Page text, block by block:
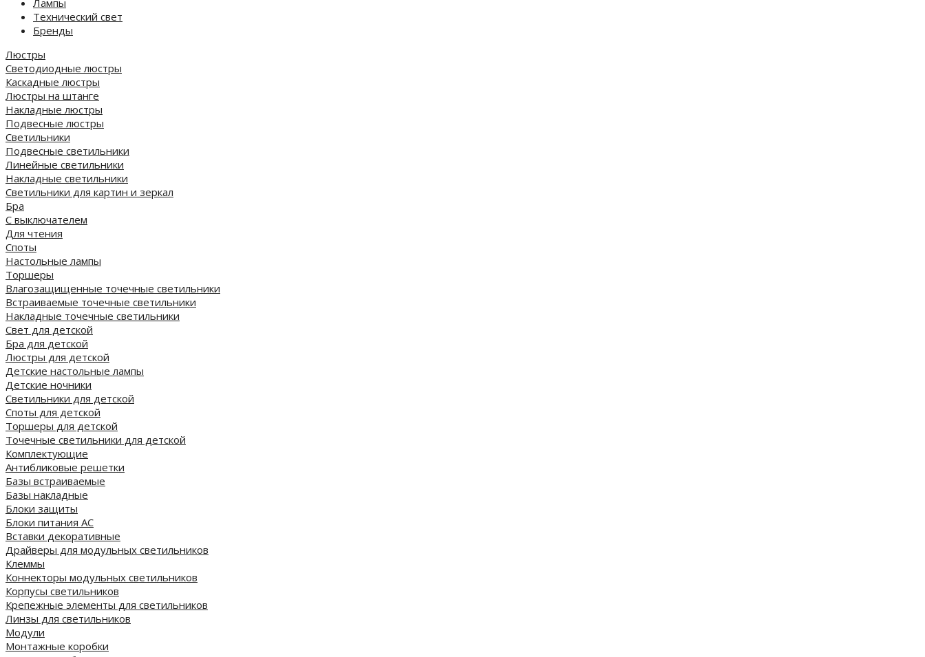
Лампы
Технический свет
Бренды
Люстры
Светодиодные люстры
Каскадные люстры
Люстры на штанге
Накладные люстры
Подвесные люстры
Светильники
Подвесные светильники
Линейные светильники
Накладные светильники
Светильники для картин и зеркал
Бра
С выключателем
Для чтения
Споты
Настольные лампы
Торшеры
Влагозащищенные точечные светильники
Встраиваемые точечные светильники
Накладные точечные светильники
Свет для детской
Бра для детской
Люстры для детской
Детские настольные лампы
Детские ночники
Светильники для детской
Споты для детской
Торшеры для детской
Точечные светильники для детской
Комплектующие
Антибликовые решетки
Базы встраиваемые
Базы накладные
Блоки защиты
Блоки питания AC
Вставки декоративные
Драйверы для модульных светильников
Клеммы
Коннекторы модульных светильников
Корпусы светильников
Крепежные элементы для светильников
Линзы для светильников
Модули
Монтажные коробки